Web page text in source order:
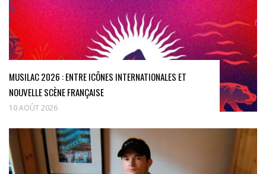
MUSILAC 2026 : ENTRE ICÔNES INTERNATIONALES ET
NOUVELLE SCÈNE FRANÇAISE
10 AOÛT 2026